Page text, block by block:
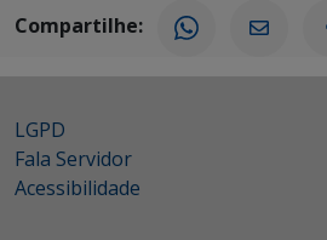
Compartilhe:
LGPD
Fala Servidor
Acessibilidade